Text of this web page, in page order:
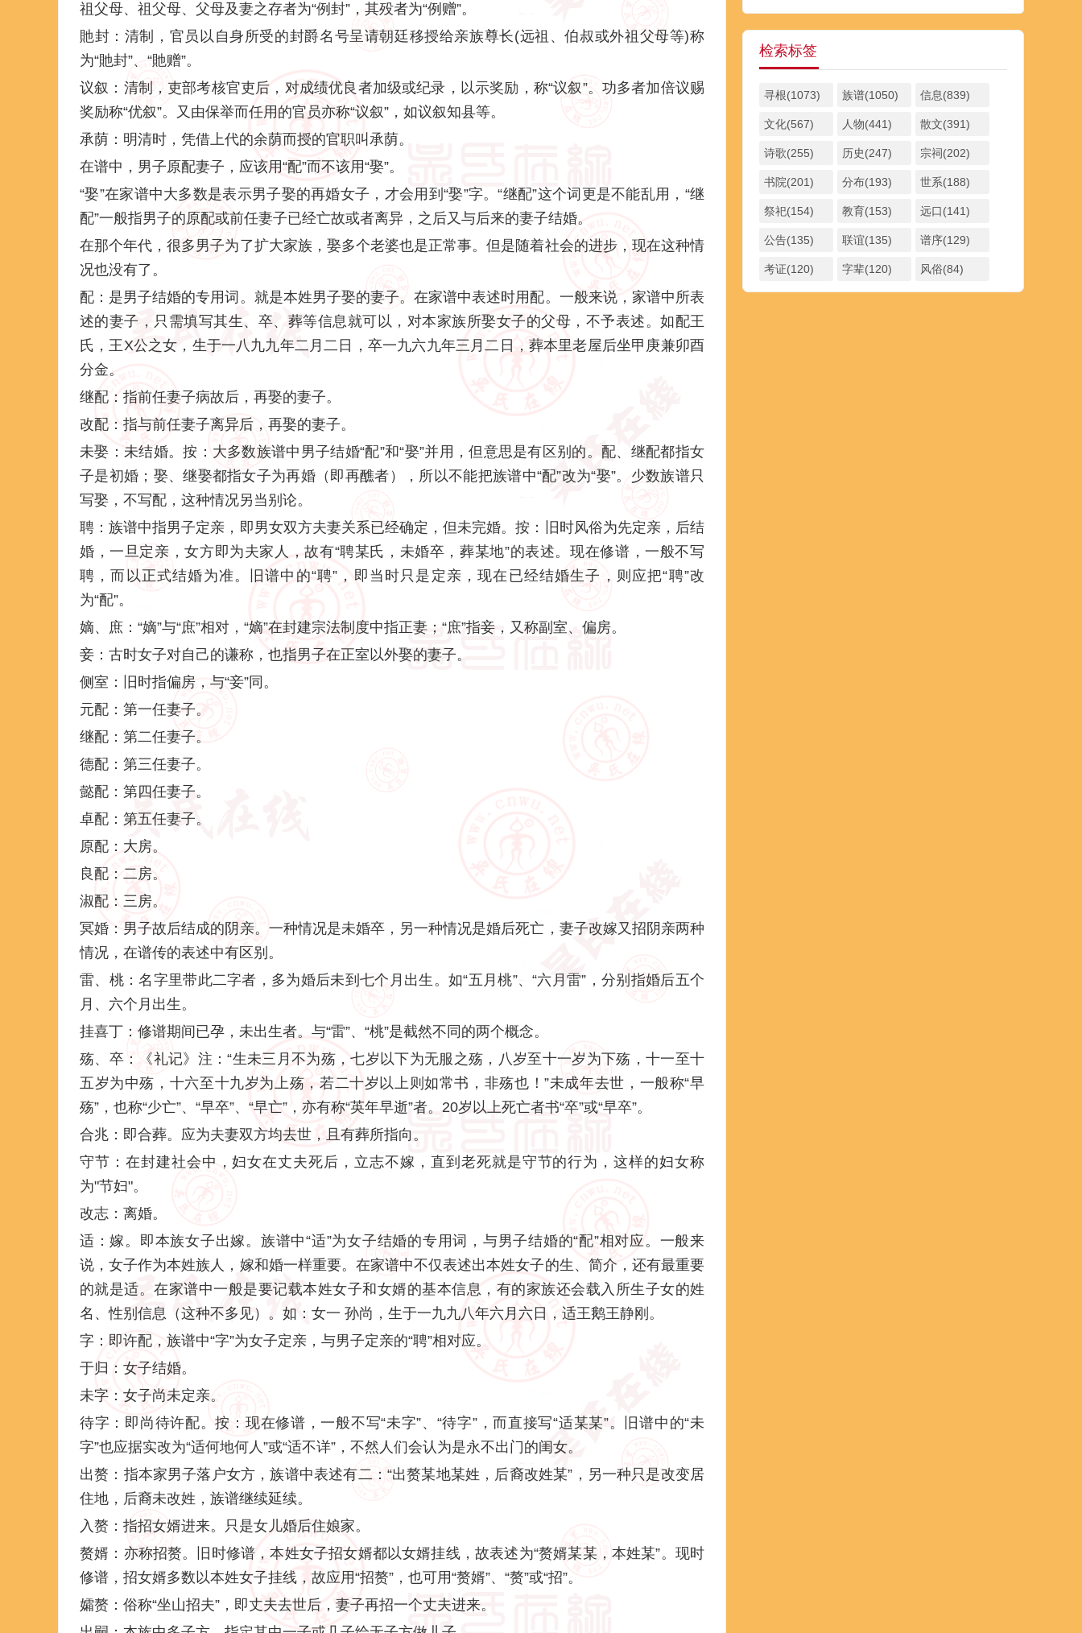
祖父母、祖父母、父母及妻之存者为“例封”，其殁者为“例赠”。
貤封：清制，官员以自身所受的封爵名号呈请朝廷移授给亲族尊长(远祖、伯叔或外祖父母等)称
为“貤封”、“貤赠”。
议叙：清制，吏部考核官吏后，对成绩优良者加级或纪录，以示奖励，称“议叙”。功多者加倍议赐
奖励称“优叙”。又由保举而任用的官员亦称“议叙”，如议叙知县等。
承荫：明清时，凭借上代的余荫而授的官职叫承荫。
在谱中，男子原配妻子，应该用“配”而不该用“娶”。
“娶”在家谱中大多数是表示男子娶的再婚女子，才会用到“娶”字。“继配”这个词更是不能乱用，“继
配”一般指男子的原配或前任妻子已经亡故或者离异，之后又与后来的妻子结婚。
在那个年代，很多男子为了扩大家族，娶多个老婆也是正常事。但是随着社会的进步，现在这种情
况也没有了。
配：是男子结婚的专用词。就是本姓男子娶的妻子。在家谱中表述时用配。一般来说，家谱中所表
述的妻子，只需填写其生、卒、葬等信息就可以，对本家族所娶女子的父母，不予表述。如配王
氏，王X公之女，生于一八九九年二月二日，卒一九六九年三月二日，葬本里老屋后坐甲庚兼卯酉
分金。
继配：指前任妻子病故后，再娶的妻子。
改配：指与前任妻子离异后，再娶的妻子。
未娶：未结婚。按：大多数族谱中男子结婚“配”和“娶”并用，但意思是有区别的。配、继配都指女
子是初婚；娶、继娶都指女子为再婚（即再醮者），所以不能把族谱中“配”改为“娶”。少数族谱只
写娶，不写配，这种情况另当别论。
聘：族谱中指男子定亲，即男女双方夫妻关系已经确定，但未完婚。按：旧时风俗为先定亲，后结
婚，一旦定亲，女方即为夫家人，故有“聘某氏，未婚卒，葬某地”的表述。现在修谱，一般不写
聘，而以正式结婚为准。旧谱中的“聘”，即当时只是定亲，现在已经结婚生子，则应把“聘”改
为“配”。
嫡、庶：“嫡”与“庶”相对，“嫡”在封建宗法制度中指正妻；“庶”指妾，又称副室、偏房。
妾：古时女子对自己的谦称，也指男子在正室以外娶的妻子。
侧室：旧时指偏房，与“妾”同。
元配：第一任妻子。
继配：第二任妻子。
德配：第三任妻子。
懿配：第四任妻子。
卓配：第五任妻子。
原配：大房。
良配：二房。
淑配：三房。
冥婚：男子故后结成的阴亲。一种情况是未婚卒，另一种情况是婚后死亡，妻子改嫁又招阴亲两种
情况，在谱传的表述中有区别。
雷、桃：名字里带此二字者，多为婚后未到七个月出生。如“五月桃”、“六月雷”，分别指婚后五个
月、六个月出生。
挂喜丁：修谱期间已孕，未出生者。与“雷”、“桃”是截然不同的两个概念。
殇、卒：《礼记》注：“生未三月不为殇，七岁以下为无服之殇，八岁至十一岁为下殇，十一至十
五岁为中殇，十六至十九岁为上殇，若二十岁以上则如常书，非殇也！”未成年去世，一般称“早
殇”，也称“少亡”、“早卒”、“早亡”，亦有称“英年早逝”者。20岁以上死亡者书“卒”或“早卒”。
合兆：即合葬。应为夫妻双方均去世，且有葬所指向。
守节：在封建社会中，妇女在丈夫死后，立志不嫁，直到老死就是守节的行为，这样的妇女称
为"节妇"。
改志：离婚。
适：嫁。即本族女子出嫁。族谱中“适”为女子结婚的专用词，与男子结婚的“配”相对应。一般来
说，女子作为本姓族人，嫁和婚一样重要。在家谱中不仅表述出本姓女子的生、简介，还有最重要
的就是适。在家谱中一般是要记载本姓女子和女婿的基本信息，有的家族还会载入所生子女的姓
名、性别信息（这种不多见）。如：女一 孙尚，生于一九九八年六月六日，适王鹅王静刚。
字：即许配，族谱中“字”为女子定亲，与男子定亲的“聘”相对应。
于归：女子结婚。
未字：女子尚未定亲。
待字：即尚待许配。按：现在修谱，一般不写“未字”、“待字”，而直接写“适某某”。旧谱中的“未
字”也应据实改为“适何地何人”或“适不详”，不然人们会认为是永不出门的闺女。
出赘：指本家男子落户女方，族谱中表述有二：“出赘某地某姓，后裔改姓某”，另一种只是改变居
住地，后裔未改姓，族谱继续延续。
入赘：指招女婿进来。只是女儿婚后住娘家。
赘婿：亦称招赘。旧时修谱，本姓女子招女婿都以女婿挂线，故表述为“赘婿某某，本姓某”。现时
修谱，招女婿多数以本姓女子挂线，故应用“招赘”，也可用“赘婿”、“赘”或“招”。
孀赘：俗称“坐山招夫”，即丈夫去世后，妻子再招一个丈夫进来。
检索标签
寻根(1073) 族谱(1050) 信息(839)
文化(567) 人物(441) 散文(391)
诗歌(255) 历史(247) 宗祠(202)
书院(201) 分布(193) 世系(188)
祭祀(154) 教育(153) 远口(141)
公告(135) 联谊(135) 谱序(129)
考证(120) 字辈(120) 风俗(84)